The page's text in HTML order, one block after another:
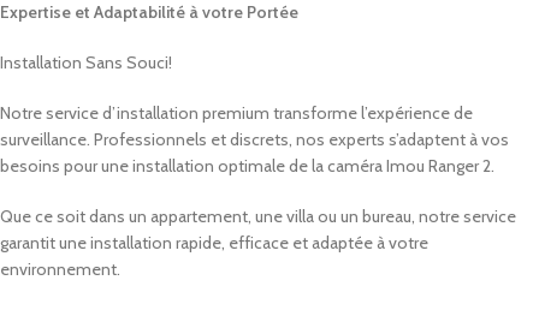
Expertise et Adaptabilité à votre Portée
Installation Sans Souci!
Notre service d’installation premium transforme l’expérience de
surveillance. Professionnels et discrets, nos experts s’adaptent à vos
besoins pour une installation optimale de la caméra Imou Ranger 2.
Que ce soit dans un appartement, une villa ou un bureau, notre service
garantit une installation rapide, efficace et adaptée à votre
environnement.